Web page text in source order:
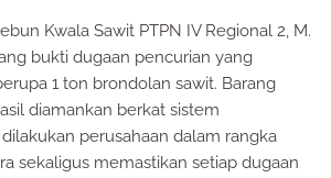
Kwala Sawit PTPN IV Regional 2, M.
bukti dugaan pencurian yang
1 ton brondolan sawit. Barang
diamankan berkat sistem
perusahaan dalam rangka
sekaligus memastikan setiap dugaan